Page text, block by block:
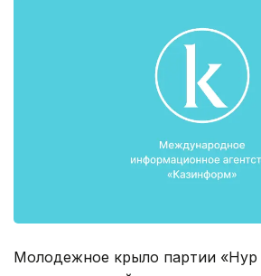
Молодежное крыло партии «Нур